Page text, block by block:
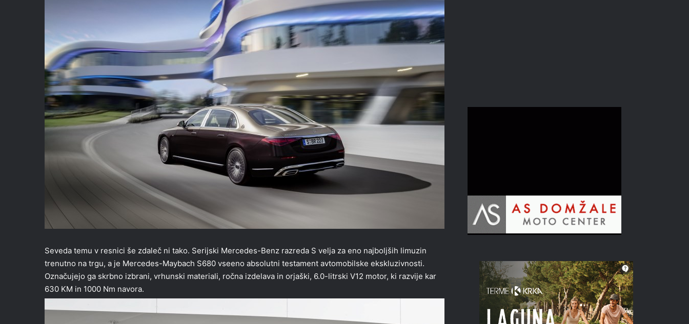
Seveda temu v resnici še zdaleč ni tako. Serijski Mercedes-Benz razreda S velja za eno najboljših limuzin
trenutno na trgu, a je Mercedes-Maybach S680 vseeno absolutni testament avtomobilske ekskluzivnosti.
Označujejo ga skrbno izbrani, vrhunski materiali, ročna izdelava in orjaški, 6.0-litrski V12 motor, ki razvije kar
630 KM in 1000 Nm navora.